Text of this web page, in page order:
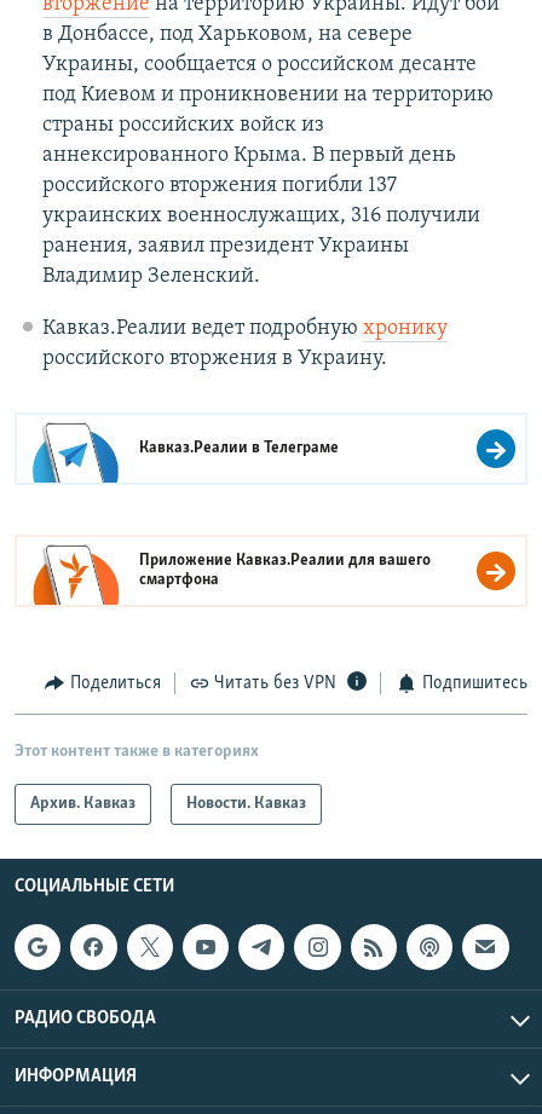
вторжение на территорию Украины. Идут бои
в Донбассе, под Харьковом, на севере
Украины, сообщается о российском десанте
под Киевом и проникновении на территорию
страны российских войск из
аннексированного Крыма. В первый день
российского вторжения погибли 137
украинских военнослужащих, 316 получили
ранения, заявил президент Украины
Владимир Зеленский.
Кавказ.Реалии ведет подробную хронику
российского вторжения в Украину.
Кавказ.Реалии вТелеграме
Приложение Кавказ.Реалии для вашего
смартфона
Поделиться Читать без VPN Подпишитесь
Этот контент также в категориях
Архив. Кавказ Новости. Кавказ
СОЦИАЛЬНЫЕ СЕТИ
РАДИО СВОБОДА
ИНФОРМАЦИЯ